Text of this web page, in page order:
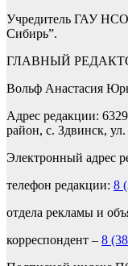
Учредитель ГАУ НСО
Сибирь”.
ГЛАВНЫЙ
Вольф Анастасия
Адрес редакции:
район, с. Здвинск,
Электронный адрес
телефон редакции: 8
отдела рекламы и
корреспондент – 8